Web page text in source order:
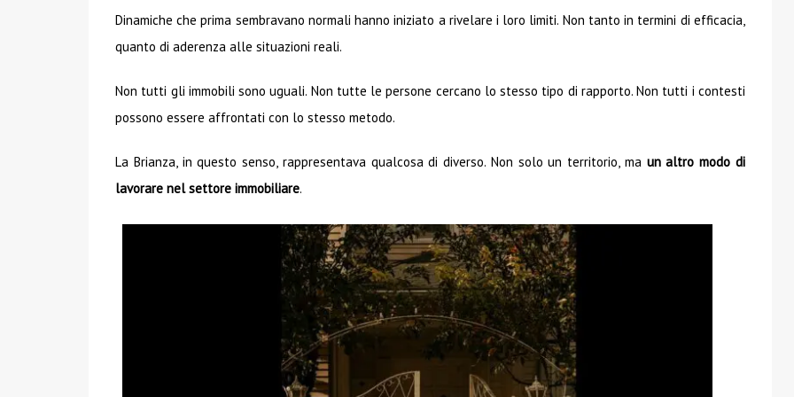
Dinamiche che prima sembravano normali hanno iniziato a rivelare i loro limiti. Non tanto in termini di efficacia,
quanto di aderenza alle situazioni reali.
Non tutti gli immobili sono uguali. Non tutte le persone cercano lo stesso tipo di rapporto. Non tutti i contesti
possono essere affrontati con lo stesso metodo.
La Brianza, in questo senso, rappresentava qualcosa di diverso. Non solo un territorio, ma un altro modo di
lavorare nel settore immobiliare.